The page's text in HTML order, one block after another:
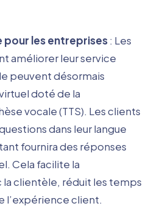
pour les entreprises: Les
améliorer leur service
peuvent désormais
doté de la
vocale (TTS). Les clients
dans leur langue
fournira des réponses
Cela facilite la
clientèle, réduit les temps
l’expérience client.